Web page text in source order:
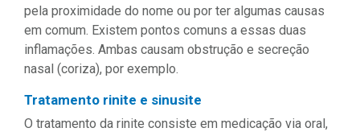
pela proximidade do nome ou por ter algumas causas
em comum. Existem pontos comuns a essas duas
inflamações. Ambas causam obstrução e secreção
nasal (coriza), por exemplo.
Tratamento rinite e sinusite
O tratamento da rinite consiste em medicação via oral,